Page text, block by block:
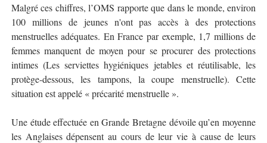
Malgré ces chiffres, l’OMS rapporte que dans le monde, environ
100 millions de jeunes n'ont pas accès à des protections
menstruelles adéquates. En France par exemple, 1,7 millions de
femmes manquent de moyen pour se procurer des protections
intimes (Les serviettes hygiéniques jetables et réutilisable, les
protège-dessous, les tampons, la coupe menstruelle). Cette
situation est appelé « précarité menstruelle ».
Une étude effectuée en Grande Bretagne dévoile qu’en moyenne
les Anglaises dépensent au cours de leur vie à cause de leurs